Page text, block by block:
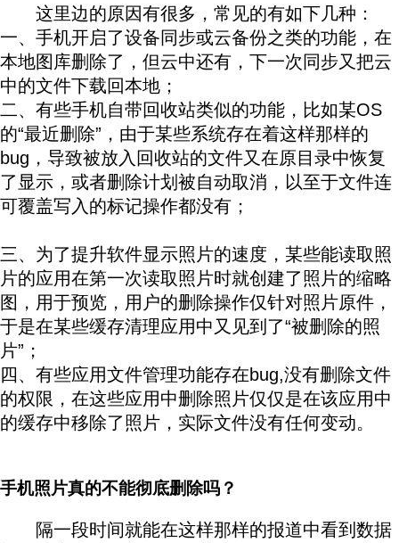
这里边的原因有很多，常见的有如下几种：
一、手机开启了设备同步或云备份之类的功能，在
本地图库删除了，但云中还有，下一次同步又把云
中的文件下载回本地；
二、有些手机自带回收站类似的功能，比如某OS
的“最近删除”，由于某些系统存在着这样那样的
bug，导致被放入回收站的文件又在原目录中恢复
了显示，或者删除计划被自动取消，以至于文件连
可覆盖写入的标记操作都没有；
三、为了提升软件显示照片的速度，某些能读取照
片的应用在第一次读取照片时就创建了照片的缩略
图，用于预览，用户的删除操作仅针对照片原件，
于是在某些缓存清理应用中又见到了“被删除的照
片”；
四、有些应用文件管理功能存在bug,没有删除文件
的权限，在这些应用中删除照片仅仅是在该应用中
的缓存中移除了照片，实际文件没有任何变动。
手机照片真的不能彻底删除吗？
隔一段时间就能在这样那样的报道中看到数据